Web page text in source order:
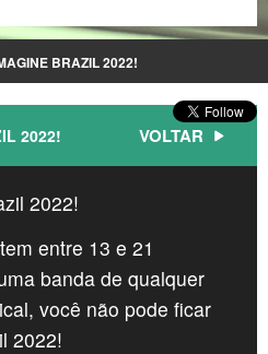
MÍDIA BRAZIL 2022!
2022! VOLTAR
2022!
entre 13 e 21
banda de qualquer
você não pode ficar
2022!